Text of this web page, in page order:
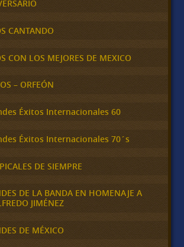
CANTANDO
CON LOS MEJORES DE MEXICO
– ORFEÓN
Éxitos Internacionales 60
Éxitos Internacionales 70´s
DE SIEMPRE
DE LA BANDA EN HOMENAJE A
JIMÉNEZ
DE MÉXICO